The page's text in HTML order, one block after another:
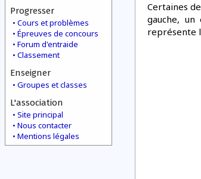
Progresser
Cours et problèmes
Épreuves de concours
Forum d'entraide
Classement
Enseigner
Groupes et classes
L'association
Site principal
Nous contacter
Mentions légales
Certaines
gauche,
représente